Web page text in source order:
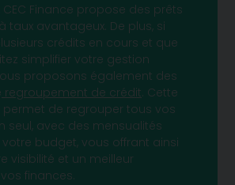
Finance propose des prêts
taux avantageux. De plus, si
crédits en cours et que
simplifier votre gestion
proposons également des
regroupement de crédit. Cette
de regrouper tous vos
seul, avec des mensualités
budget, vous offrant ainsi
visibilité et un meilleur
finances.